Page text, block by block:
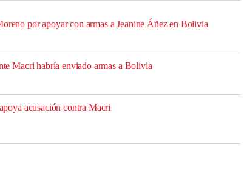
por apoyar con armas a Jeanine Áñez en Bolivia
Macri habría enviado armas a Bolivia
acusación contra Macri